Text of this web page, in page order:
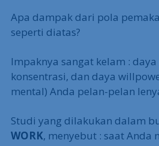
Apa dampak dari pola
seperti diatas?
Impaknya sangat kelam :
konsentrasi, dan daya
mental) Anda pelan-pelan
Studi yang dilakukan dalam
WORK, menyebut : saat Anda